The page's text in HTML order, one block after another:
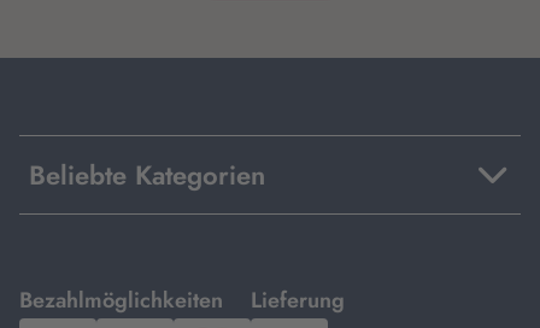
Beliebte Kategorien
Bezahlmöglichkeiten
mit
Lieferung
mit